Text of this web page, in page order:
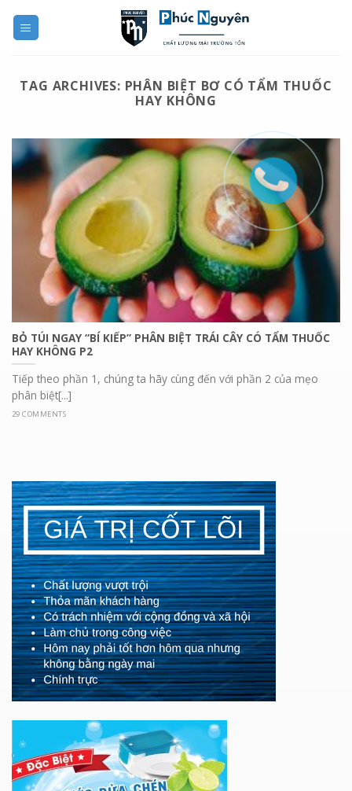
TAG ARCHIVES: PHÂN BIỆT BƠ CÓ TẨM THUỐC
HAY KHÔNG
BỎ TÚI NGAY “BÍ KIẾP” PHÂN BIỆT TRÁI CÂY CÓ TẨM THUỐC
HAY KHÔNG P2
Tiếp theo phần 1, chúng ta hãy cùng đến với phần 2 của mẹo
phân biệt[...]
29 COMMENTS